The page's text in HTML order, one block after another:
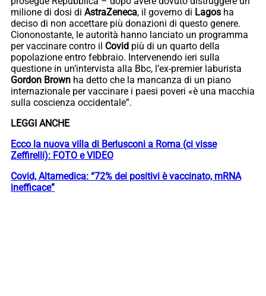
milione di dosi di AstraZeneca, il governo di Lagos ha
deciso di non accettare più donazioni di questo genere.
Ciononostante, le autorità hanno lanciato un programma
per vaccinare contro il Covid più di un quarto della
popolazione entro febbraio. Intervenendo ieri sulla
questione in un’intervista alla Bbc, l’ex-premier laburista
Gordon Brown ha detto che la mancanza di un piano
internazionale per vaccinare i paesi poveri «è una macchia
sulla coscienza occidentale”.
LEGGI ANCHE
Ecco la nuova villa di Berlusconi a Roma (ci visse
Zeffirelli): FOTO e VIDEO
Covid, Altamedica: “72% dei positivi è vaccinato, mRNA
inefficace”